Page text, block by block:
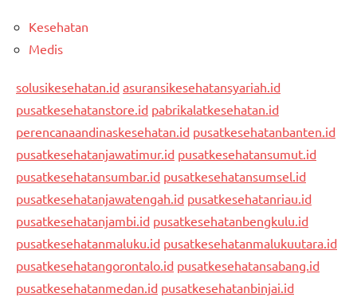
Kesehatan
Medis
solusikesehatan.id asuransikesehatansyariah.id
pusatkesehatanstore.id pabrikalatkesehatan.id
perencanaandinaskesehatan.id pusatkesehatanbanten.id
pusatkesehatanjawatimur.id pusatkesehatansumut.id
pusatkesehatansumbar.id pusatkesehatansumsel.id
pusatkesehatanjawatengah.id pusatkesehatanriau.id
pusatkesehatanjambi.id pusatkesehatanbengkulu.id
pusatkesehatanmaluku.id pusatkesehatanmalukuutara.id
pusatkesehatangorontalo.id pusatkesehatansabang.id
pusatkesehatanmedan.id pusatkesehatanbinjai.id